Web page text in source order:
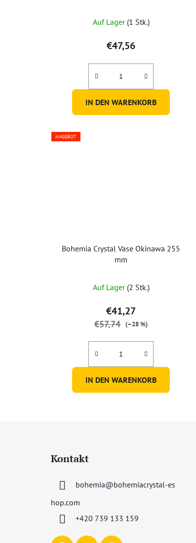
Auf Lager (1 Stk.)
€47,56
IN DEN WARENKORB
ANGEBOT
Bohemia Crystal Vase Okinawa 255
mm
Auf Lager (2 Stk.)
€41,27
€57,74 (–28 %)
IN DEN WARENKORB
Kontakt
bohemia@bohemiacrystal-es
hop.com
+420 739 133 159